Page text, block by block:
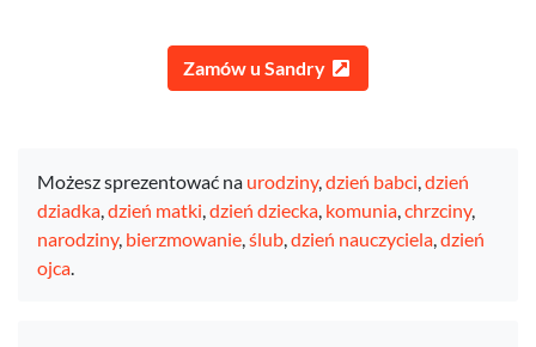
Zamów u Sandry
Możesz sprezentować na urodziny,dzień babci,dzień
dziadka,dzień matki,dzień dziecka, komunia,chrzciny,
narodziny, bierzmowanie,ślub,dzień nauczyciela,dzień
ojca.